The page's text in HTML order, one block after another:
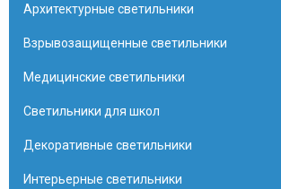
Архитектурные светильники
Взрывозащищенные светильники
Медицинские светильники
Светильники для школ
Декоративные светильники
Интерьерные светильники